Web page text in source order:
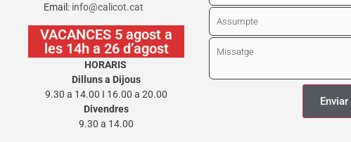
Email: info@calicot.cat
VACANCES 5 agost a
les 14h a 26 d’agost
HORARIS
Dilluns a Dijous
9.30 a 14.00 I 16.00 a 20.00
Divendres
9.30 a 14.00